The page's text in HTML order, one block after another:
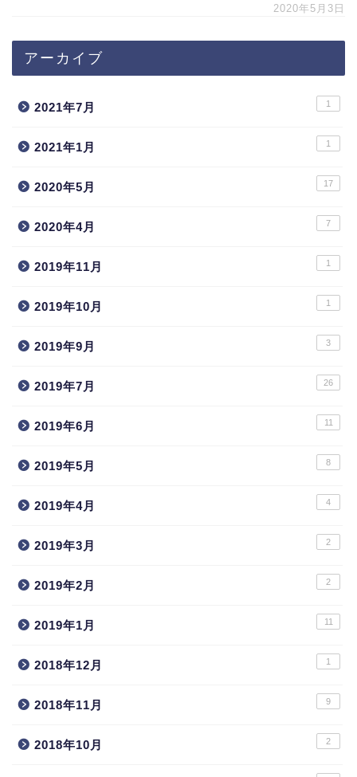
2020年5月3日
アーカイブ
2021年7月 1
2021年1月 1
2020年5月 17
2020年4月 7
2019年11月 1
2019年10月 1
2019年9月 3
2019年7月 26
2019年6月 11
2019年5月 8
2019年4月 4
2019年3月 2
2019年2月 2
2019年1月 11
2018年12月 1
2018年11月 9
2018年10月 2